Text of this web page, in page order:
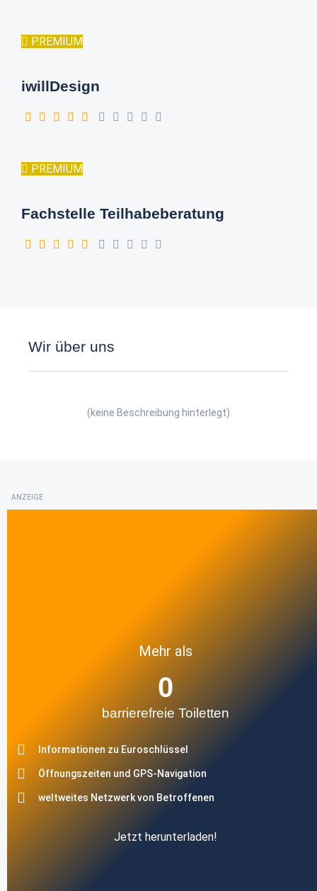
PREMIUM
iwillDesign
PREMIUM
Fachstelle Teilhabeberatung
Wir über uns
(keine Beschreibung hinterlegt)
ANZEIGE
Mehr als
barrierefreie Toiletten
0
Informationen zu Euroschlüssel
Öffnungszeiten und GPS-Navigation
weltweites Netzwerk von Betroffenen
Jetzt herunterladen!